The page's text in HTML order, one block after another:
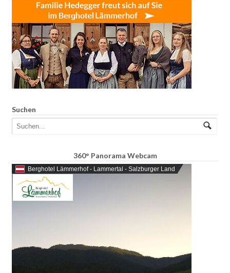
Suchen
360° Panorama Webcam
Berghotel Lämmerhof - Lammertal - Salzburger Land